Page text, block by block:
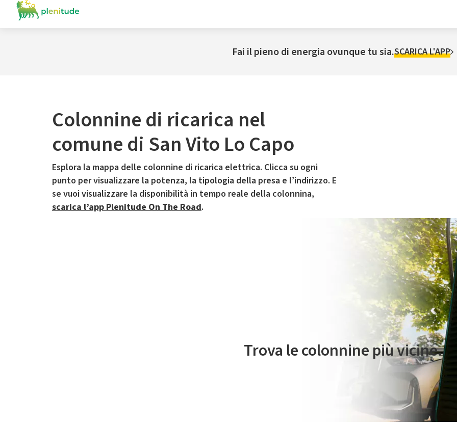
Fai il pieno di energia ovunque tu sia.SCARICA L'APP
Colonnine di ricarica nel
comune di San Vito Lo Capo
Esplora la mappa delle colonnine di ricarica elettrica. Clicca su ogni
punto per visualizzare la potenza, la tipologia della presa e l’indirizzo. E
se vuoi visualizzare la disponibilità in tempo reale della colonnina,
scarica l’app Plenitude On The Road.
Il servizio di mobilità elettrica è gestito da Plenitude On The Road
Trova le colonnine più vicine.